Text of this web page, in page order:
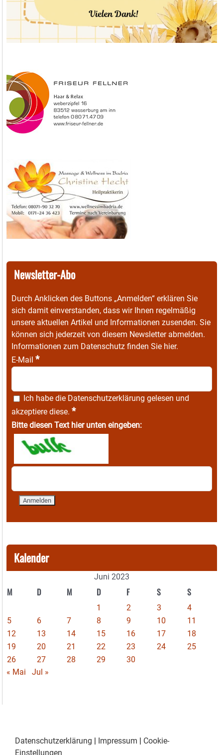
Newsletter-Abo
Durch Anklicken des Buttons „Anmelden“ erklären Sie
sich damit einverstanden, dass wir Ihnen regelmäßig
unsere aktuellen Artikel und Informationen zusenden. Sie
können sich jederzeit von diesem Newsletter abmelden.
Informationen zum Datenschutz finden Sie hier.
E-Mail *
Ich habe die Datenschutzerklärung gelesen und
akzeptiere diese. *
Bitte diesen Text hier unten eingeben:
Kalender
Juni 2023
M D M D F S S
1 2 3
4
5
6 7 8 9 10
11
12
13 14 15 16 17
18
19
20 21 22 23 24
25
26
27 28 29
30
« Mai
Jul »
Datenschutzerklärung | Impressum | Cookie-
Einstellungen